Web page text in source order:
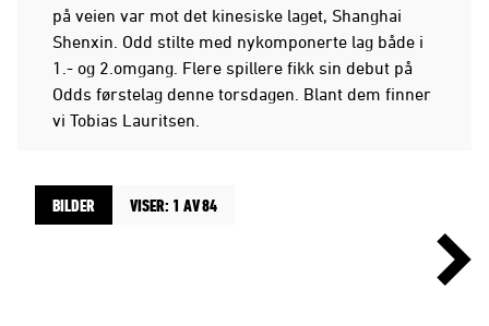
på veien var mot det kinesiske laget, Shanghai
Shenxin. Odd stilte med nykomponerte lag både i
1.- og 2.omgang. Flere spillere fikk sin debut på
Odds førstelag denne torsdagen. Blant dem finner
vi Tobias Lauritsen.
BILDER VISER: 1 AV 84